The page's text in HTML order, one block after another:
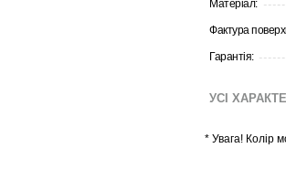
Матеріал:
Фактура
Гарантія:
УСІ
*Увага! Колір